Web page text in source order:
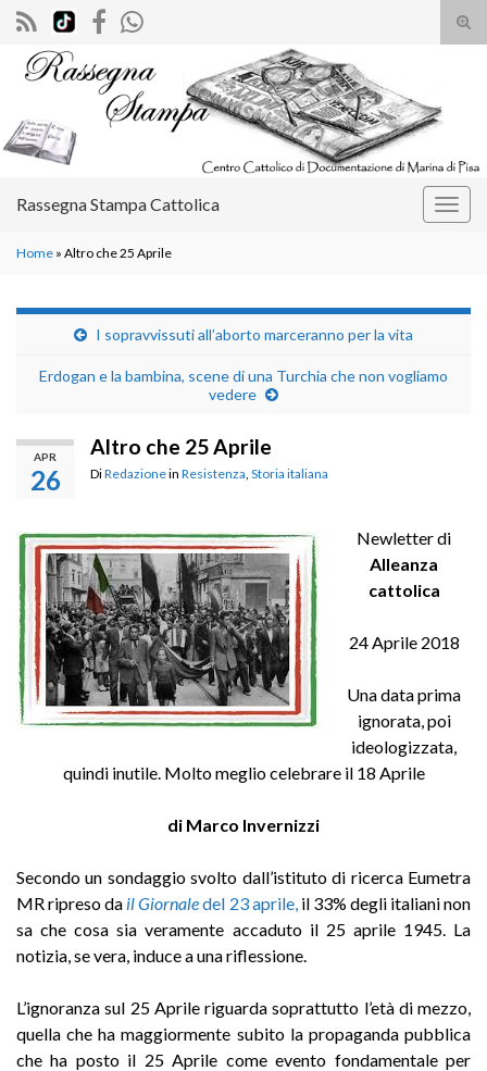
il
Search for:
Rassegna Stampa Cattolica
Home » Altro che 25 Aprile
I sopravvissuti all’aborto marceranno per la vita
Erdogan e la bambina, scene di una Turchia che non vogliamo
vedere
APR
26
Altro che 25 Aprile
DiRedazionein Resistenza Storia italiana
Newletter di
Alleanza
cattolica
24 Aprile 2018
Una data prima
ignorata, poi
ideologizzata,
quindi inutile. Molto meglio celebrare il 18 Aprile
di Marco Invernizzi
Secondo un sondaggio svolto dall’istituto di ricerca Eumetra
MR ripreso da il Giornaledel 23 aprile, il 33% degli italiani non
sa che cosa sia veramente accaduto il 25 aprile 1945. La
notizia, se vera, induce a una riflessione.
L’ignoranza sul 25 Aprile riguarda soprattutto l’età di mezzo,
quella che ha maggiormente subito la propaganda pubblica
che ha posto il 25 Aprile come evento fondamentale per